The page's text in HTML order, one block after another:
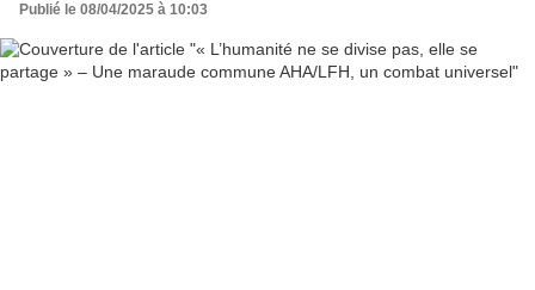
Publié le 08/04/2025 à 10:03